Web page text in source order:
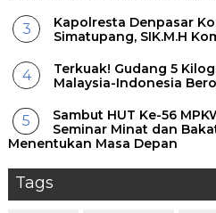
Kapolresta Denpasar
Simatupang, SIK.M.H
Terkuak! Gudang 5
Malaysia-Indonesia
Sambut HUT Ke-56
Seminar Minat dan
Menentukan Masa Depan ‎
Tags